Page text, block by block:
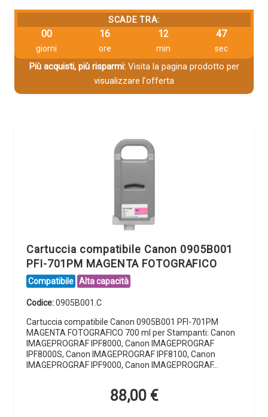
SCADE TRA:
00
giorni
16
ore
12
min
46
sec
Più acquisti, più risparmi:Visita la pagina prodotto per
visualizzare l'offerta
Cartuccia compatibile Canon 0905B001
PFI-701PM MAGENTA FOTOGRAFICO
Compatibile Alta capacità
Codice:0905B001.C
Cartuccia compatibile Canon 0905B001 PFI-701PM
MAGENTA FOTOGRAFICO 700 ml per Stampanti: Canon
IMAGEPROGRAF IPF8000, Canon IMAGEPROGRAF
IPF8000S, Canon IMAGEPROGRAF IPF8100, Canon
IMAGEPROGRAF IPF9000, Canon IMAGEPROGRAF…
88,00 €